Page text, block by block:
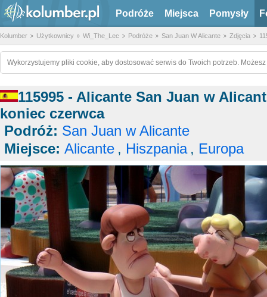
Podróże Miejsca Pomysły
Kolumber Użytkownicy Wi_The_Lec Podróże San Juan W Alicante Zdjęcia
Wykorzystujemy pliki cookie, aby dostosować serwis do Twoich potrzeb.
115995 - Alicante San Juan w
koniec czerwca
Podróż: San Juan w Alicante
Miejsce: Alicante , Hiszpania , Europa